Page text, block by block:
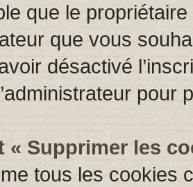
que le
que vous
désactivé
pour
« Supprimer les
tous les cookies